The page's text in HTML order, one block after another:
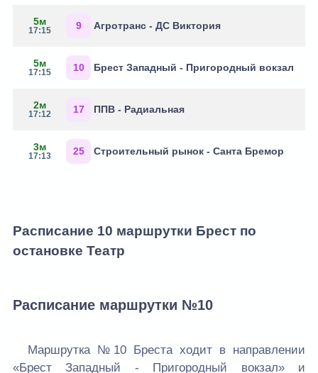
5м
17:15 9 Агротранс - ДС Виктория
5м
17:15 10 Брест Западный - Пригородный вокзал
2м
17:12 17 ППВ - Радиальная
3м
17:13 25 Строительный рынок - Санта Бремор
Расписание 10 маршрутки Брест по
остановке Театр
Расписание маршрутки №10
Маршрутка №10 Бреста ходит в направлении
«Брест Западный - Пригородный вокзал» и